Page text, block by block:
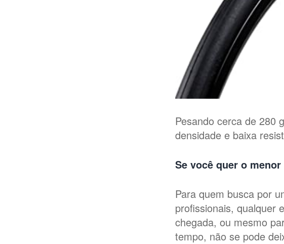
Pesando cerca de 280
densidade e baixa
Se você quer o
Para quem busca por
profissionais, qualquer
chegada, ou mesmo
tempo, não se pode